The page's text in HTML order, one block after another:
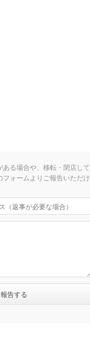
ある場合や、移転・閉店して
フォームよりご報告いただけ